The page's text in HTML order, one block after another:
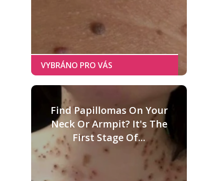
Find Papillomas On Your
Neck Or Armpit? It's The
First Stage Of...